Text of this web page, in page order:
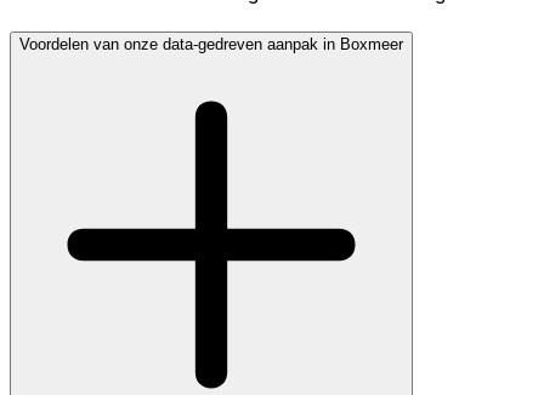
Voordelen van onze data-gedreven aanpak in Boxmeer